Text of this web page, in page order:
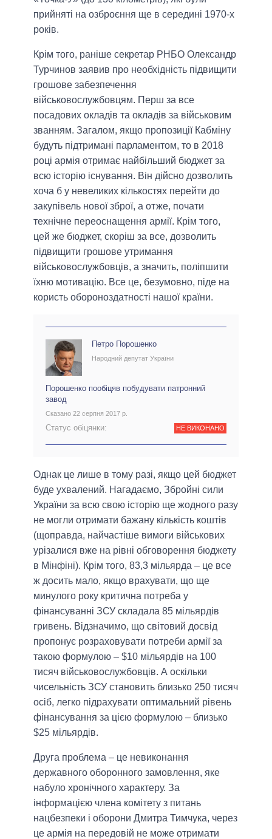
прийняті на озброєння ще в середині 1970-х
років.
Крім того, раніше секретар РНБО Олександр
Турчинов заявив про необхідність підвищити
грошове забезпечення
військовослужбовцям. Перш за все
посадових окладів та окладів за військовим
званням. Загалом, якщо пропозиції Кабміну
будуть підтримані парламентом, то в 2018
році армія отримає найбільший бюджет за
всю історію існування. Він дійсно дозволить
хоча б у невеликих кількостях перейти до
закупівель нової зброї, а отже, почати
технічне переоснащення армії. Крім того,
цей же бюджет, скоріш за все, дозволить
підвищити грошове утримання
військовослужбовців, а значить, поліпшити
їхню мотивацію. Все це, безумовно, піде на
користь обороноздатності нашої країни.
Петро Порошенко
Народний депутат України
Порошенко пообіцяв побудувати патронний
завод
Сказано 22 серпня 2017 р.
Статус обіцянки: НЕ ВИКОНАНО
Однак це лише в тому разі, якщо цей бюджет
буде ухвалений. Нагадаємо, Збройні сили
України за всю свою історію ще жодного разу
не могли отримати бажану кількість коштів
(щоправда, найчастіше вимоги військових
урізалися вже на рівні обговорення бюджету
в Мінфіні). Крім того, 83,3 мільярда – це все
ж досить мало, якщо врахувати, що ще
минулого року критична потреба у
фінансуванні ЗСУ складала 85 мільярдів
гривень. Відзначимо, що світовий досвід
пропонує розраховувати потреби армії за
такою формулою – $10 мільярдів на 100
тисяч військовослужбовців. А оскільки
чисельність ЗСУ становить близько 250 тисяч
осіб, легко підрахувати оптимальний рівень
фінансування за цією формулою – близько
$25 мільярдів.
Друга проблема – це невиконання
державного оборонного замовлення, яке
набуло хронічного характеру. За
інформацією члена комітету з питань
нацбезпеки і оборони Дмитра Тимчука, через
це армія на передовій не може отримати